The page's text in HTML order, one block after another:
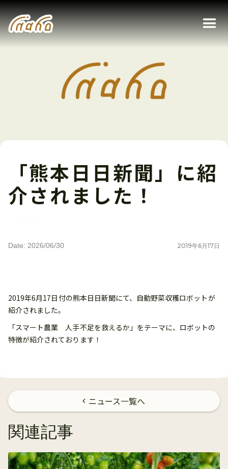
「熊本日日新聞」に紹
介されました！
Date: 2026/06/30 2019年6月17日
2019年6月17日付の熊本日日新聞にて、自動野菜収穫ロボットが
紹介されました。
「スマート農業 人手不足を救えるか」をテーマに、ロボットの
特徴が紹介されております！
chevron_left ニュース一覧へ
関連記事